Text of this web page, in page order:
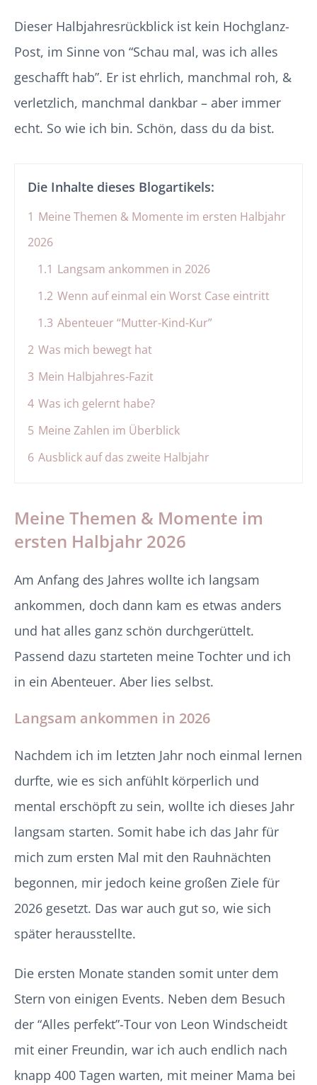
Dieser Halbjahresrückblick ist kein Hochglanz-
Post, im Sinne von “Schau mal, was ich alles
geschafft hab”. Er ist ehrlich, manchmal roh, &
verletzlich, manchmal dankbar – aber immer
echt. So wie ich bin. Schön, dass du da bist.
Die Inhalte dieses Blogartikels:
1 Meine Themen & Momente im ersten Halbjahr
2026
1.1 Langsam ankommen in 2026
1.2 Wenn auf einmal ein Worst Case eintritt
1.3 Abenteuer “Mutter-Kind-Kur”
2 Was mich bewegt hat
3 Mein Halbjahres-Fazit
4 Was ich gelernt habe?
5 Meine Zahlen im Überblick
6 Ausblick auf das zweite Halbjahr
Meine Themen & Momente im
ersten Halbjahr 2026
Am Anfang des Jahres wollte ich langsam
ankommen, doch dann kam es etwas anders
und hat alles ganz schön durchgerüttelt.
Passend dazu starteten meine Tochter und ich
in ein Abenteuer. Aber lies selbst.
Langsam ankommen in 2026
Nachdem ich im letzten Jahr noch einmal lernen
durfte, wie es sich anfühlt körperlich und
mental erschöpft zu sein, wollte ich dieses Jahr
langsam starten. Somit habe ich das Jahr für
mich zum ersten Mal mit den Rauhnächten
begonnen, mir jedoch keine großen Ziele für
2026 gesetzt. Das war auch gut so, wie sich
später herausstellte.
Die ersten Monate standen somit unter dem
Stern von einigen Events. Neben dem Besuch
der “Alles perfekt”-Tour von Leon Windscheidt
mit einer Freundin, war ich auch endlich nach
knapp 400 Tagen warten, mit meiner Mama bei